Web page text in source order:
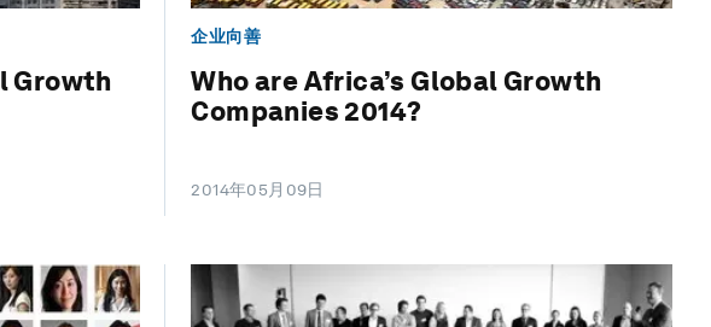
Growth
企业向善
Who are Africa’s Global Growth
Companies 2014?
2014年05月09日